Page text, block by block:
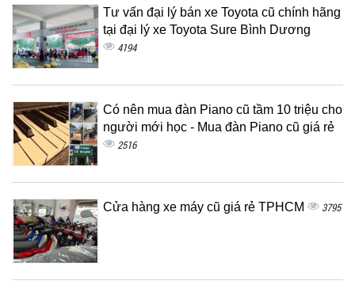
Tư vấn đại lý bán xe Toyota cũ chính hãng
tại đại lý xe Toyota Sure Bình Dương
4194
Có nên mua đàn Piano cũ tầm 10 triệu cho
người mới học - Mua đàn Piano cũ giá rẻ
2516
Cửa hàng xe máy cũ giá rẻ TPHCM 3795